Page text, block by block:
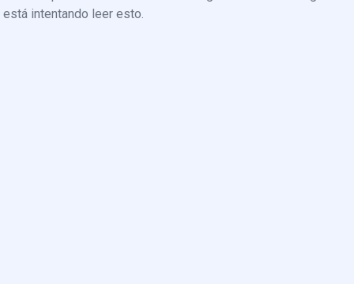
está intentando leer esto.